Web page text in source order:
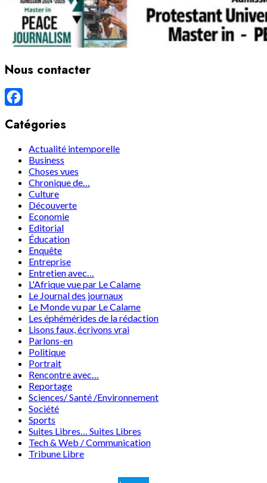
Nous contacter
Catégories
Actualité intemporelle
Business
Choses vues
Chronique de…
Culture
Découverte
Economie
Editorial
Éducation
Enquête
Entreprise
Entretien avec…
L'Afrique vue par Le Calame
Le Journal des journaux
Le Monde vu par Le Calame
Les éphémérides de la rédaction
Lisons faux, écrivons vrai
Parlons-en
Politique
Portrait
Rencontre avec…
Reportage
Sciences/ Santé /Environnement
Société
Sports
Suites Libres… Suites Libres
Tech & Web / Communication
Tribune Libre